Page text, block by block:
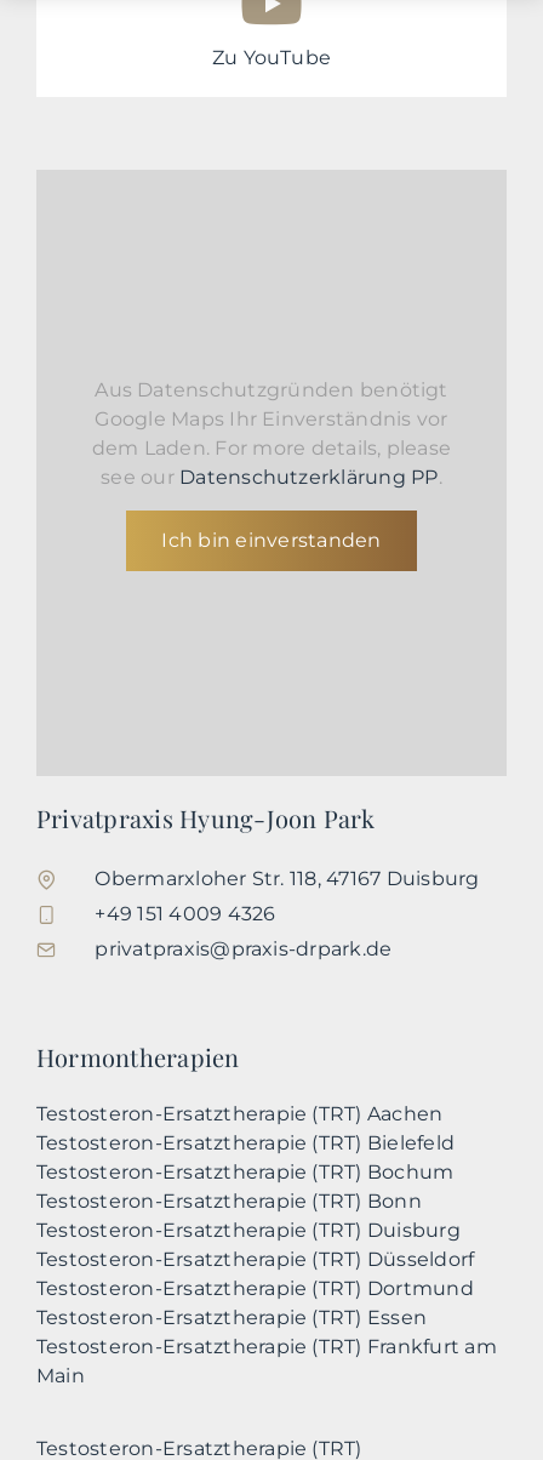
Zu YouTube
Aus Datenschutzgründen benötigt
Google Maps Ihr Einverständnis vor
dem Laden. For more details, please
see our Datenschutzerklärung PP.
Ich bin einverstanden
Privatpraxis Hyung-Joon Park
Obermarxloher Str. 118, 47167 Duisburg
+49 151 4009 4326
privatpraxis@praxis-drpark.de
Hormontherapien
Testosteron-Ersatztherapie (TRT) Aachen
Testosteron-Ersatztherapie (TRT) Bielefeld
Testosteron-Ersatztherapie (TRT) Bochum
Testosteron-Ersatztherapie (TRT) Bonn
Testosteron-Ersatztherapie (TRT) Duisburg
Testosteron-Ersatztherapie (TRT) Düsseldorf
Testosteron-Ersatztherapie (TRT) Dortmund
Testosteron-Ersatztherapie (TRT) Essen
Testosteron-Ersatztherapie (TRT) Frankfurt am
Main
Testosteron-Ersatztherapie (TRT)